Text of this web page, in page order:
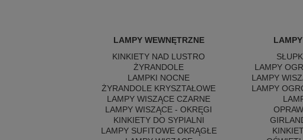
LAMPY WEWNĘTRZNE
KINKIETY NAD LUSTRO
ŻYRANDOLE
LAMPKI NOCNE
ŻYRANDOLE KRYSZTAŁOWE
LAMPY WISZĄCE CZARNE
LAMPY WISZĄCE - OKRĘGI
KINKIETY DO SYPIALNI
LAMPY SUFITOWE OKRĄGŁE
LAMPY
LAMPY
LAMPY